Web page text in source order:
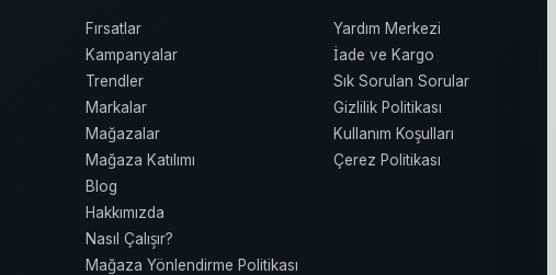
Fırsatlar
Kampanyalar
Trendler
Markalar
Mağazalar
Mağaza Katılımı
Blog
Hakkımızda
Nasıl Çalışır?
Mağaza Yönlendirme Politikası
Yardım Merkezi
İade ve Kargo
Sık Sorulan Sorular
Gizlilik Politikası
Kullanım Koşulları
Çerez Politikası